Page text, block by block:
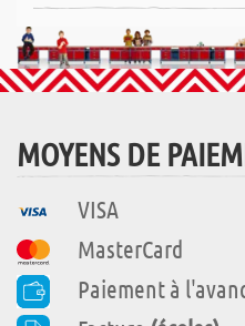
MOYENS DE
VISA
MasterCard
Paiement à